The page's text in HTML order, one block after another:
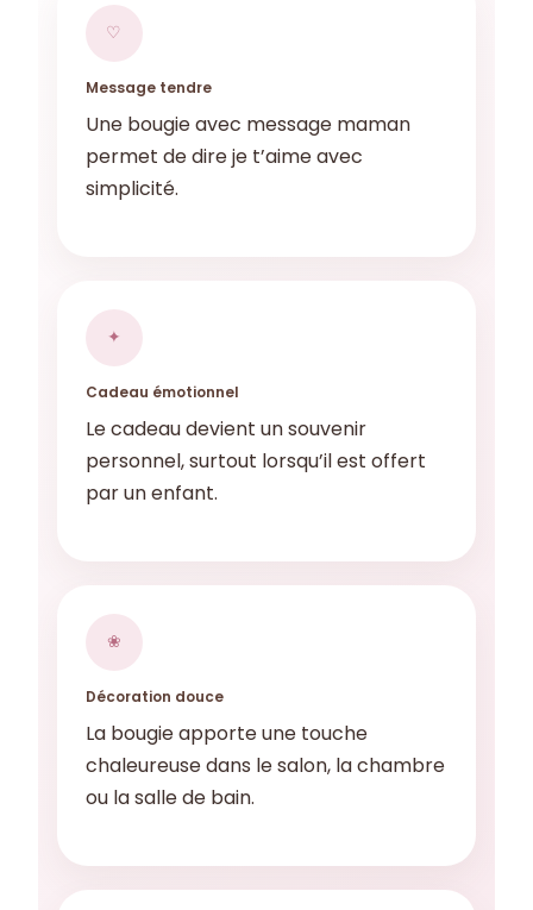
♡
Message tendre
Une bougie avec message maman
permet de dire je t’aime avec
simplicité.
✦
Cadeau émotionnel
Le cadeau devient un souvenir
personnel, surtout lorsqu’il est offert
par un enfant.
❀
Décoration douce
La bougie apporte une touche
chaleureuse dans le salon, la chambre
ou la salle de bain.